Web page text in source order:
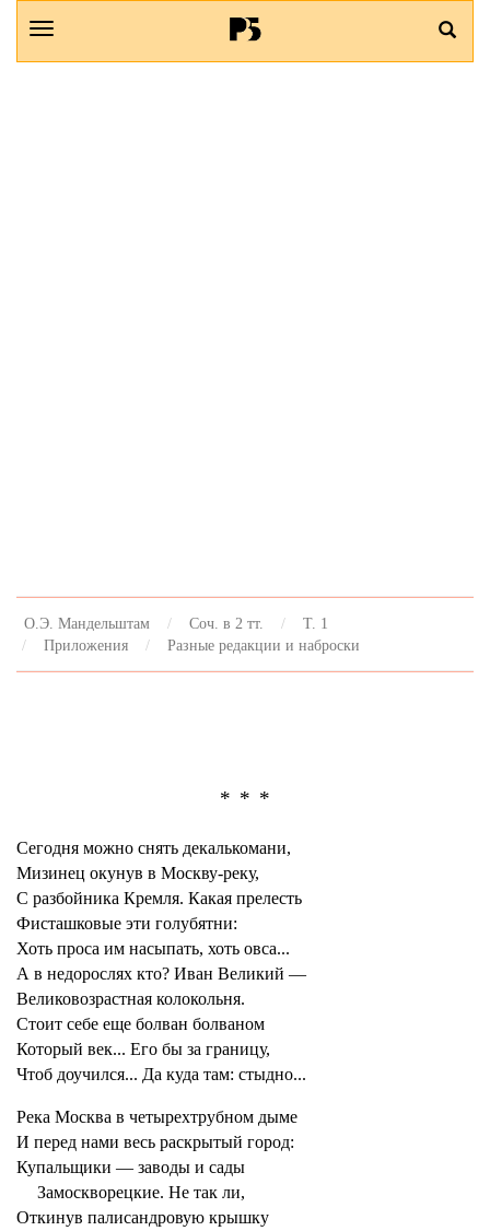
О.Э. Мандельштам Соч. в 2 тт.
Т. 1
Приложения
Разные редакции и наброски
* * *
Сегодня можно снять декалькомани,
Мизинец окунув в Москву-реку,
С разбойника Кремля. Какая прелесть
Фисташковые эти голубятни:
Хоть проса им насыпать, хоть овса...
А в недорослях кто? Иван Великий —
Великовозрастная колокольня.
Стоит себе еще болван болваном
Который век... Его бы за границу,
Чтоб доучился... Да куда там: стыдно...
Река Москва в четырехтрубном дыме
И перед нами весь раскрытый город:
Купальщики — заводы и сады
Замоскворецкие. Не так ли,
Откинув палисандровую крышку